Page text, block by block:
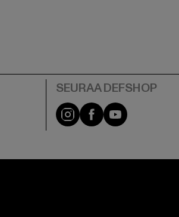
Visit our Instagram
Visit ourVisit our